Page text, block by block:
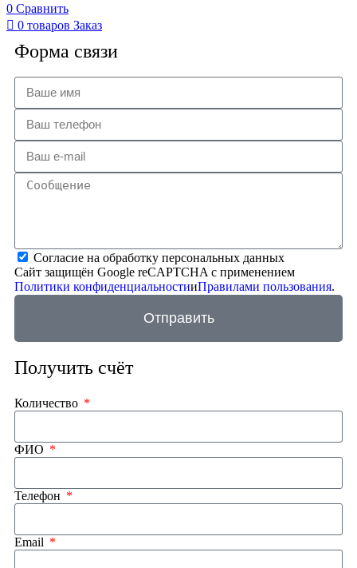
0 Сравнить
0 товаров Заказ
Форма связи
Согласие на обработку персональных данных
Сайт защищён Google reCAPTCHA с применением
Политики конфиденциальностииПравилами пользования.
Отправить
Получить счёт
Количество
ФИО
Телефон
Email